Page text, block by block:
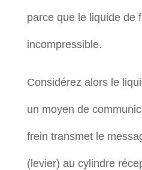
parce que le liquide de
incompressible.
Considérez alors le
un moyen de
frein transmet le
(levier) au cylindre